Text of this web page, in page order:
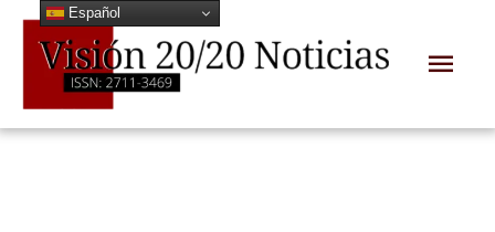
contenido
Español